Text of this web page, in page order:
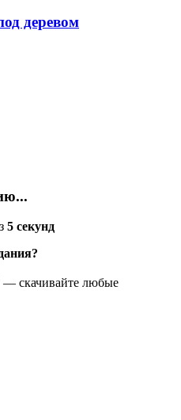
деревом
5 секунд
— скачивайте любые